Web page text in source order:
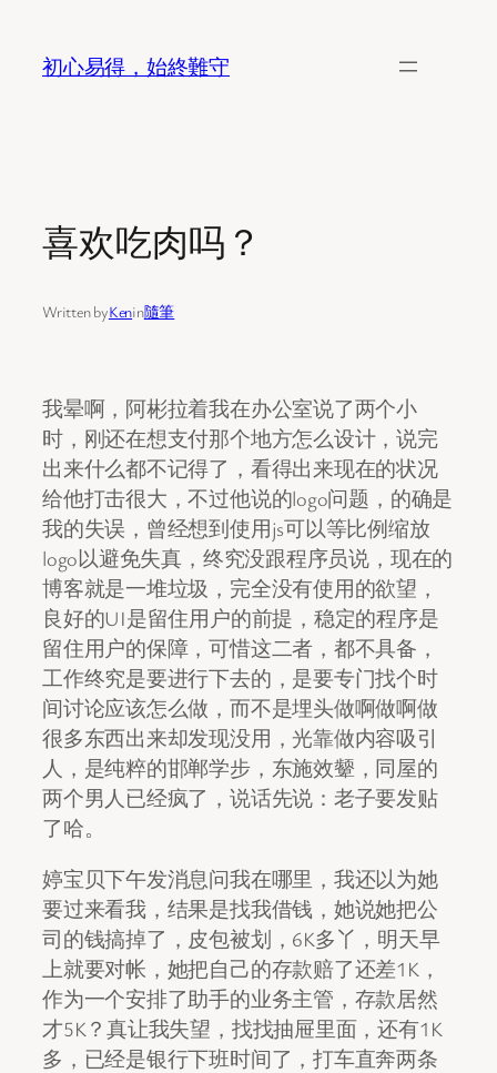
content
初心易得，始終難守
喜欢吃肉吗？
Written byKenin隨筆
我晕啊，阿彬拉着我在办公室说了两个小
时，刚还在想支付那个地方怎么设计，说完
出来什么都不记得了，看得出来现在的状况
给他打击很大，不过他说的logo问题，的确是
我的失误，曾经想到使用js可以等比例缩放
logo以避免失真，终究没跟程序员说，现在的
博客就是一堆垃圾，完全没有使用的欲望，
良好的UI是留住用户的前提，稳定的程序是
留住用户的保障，可惜这二者，都不具备，
工作终究是要进行下去的，是要专门找个时
间讨论应该怎么做，而不是埋头做啊做啊做
很多东西出来却发现没用，光靠做内容吸引
人，是纯粹的邯郸学步，东施效颦，同屋的
两个男人已经疯了，说话先说：老子要发贴
了哈。
婷宝贝下午发消息问我在哪里，我还以为她
要过来看我，结果是找我借钱，她说她把公
司的钱搞掉了，皮包被划，6K多丫，明天早
上就要对帐，她把自己的存款赔了还差1K，
作为一个安排了助手的业务主管，存款居然
才5K？真让我失望，找找抽屉里面，还有1K
多，已经是银行下班时间了，打车直奔两条